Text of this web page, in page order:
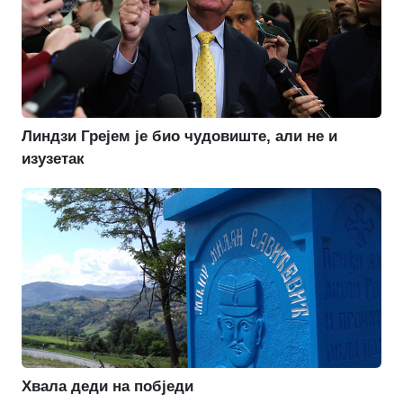
Линдзи Грејем је био чудовиште, али не и
изузетак
Хвала деди на побједи